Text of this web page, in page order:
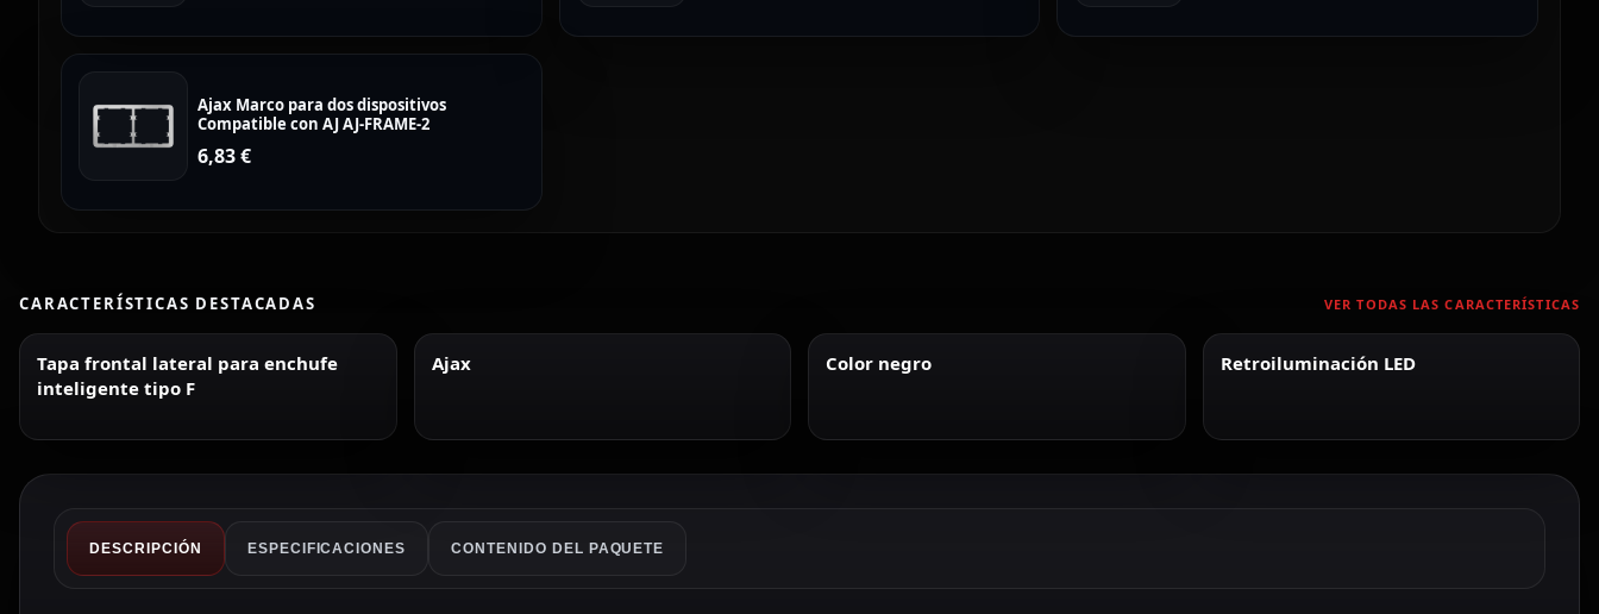
Ajax Marco para dos dispositivos
Compatible con AJ AJ-FRAME-2
6,83€
CARACTERÍSTICAS DESTACADAS VER TODAS LAS CARACTERÍSTICAS
Tapa frontal lateral para enchufe
inteligente tipo F
Ajax Color negro Retroiluminación LED
DESCRIPCIÓN ESPECIFICACIONES CONTENIDO DEL PAQUETE